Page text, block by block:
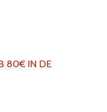
80€ IN DE